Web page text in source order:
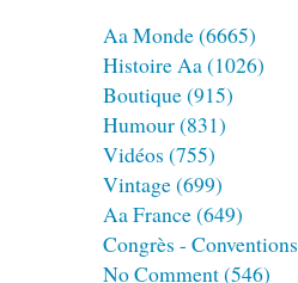
Aa Monde(6665)
Histoire Aa(1026)
Boutique(915)
Humour(831)
Vidéos (755)
Vintage(699)
Aa France(649)
Congrès - Conventions
No Comment(546)